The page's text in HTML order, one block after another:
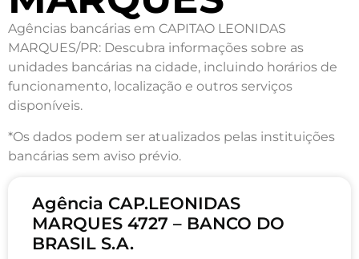
Agências bancárias em CAPITAO LEONIDAS
MARQUES/PR: Descubra informações sobre as
unidades bancárias na cidade, incluindo horários de
funcionamento, localização e outros serviços
disponíveis.
*Os dados podem ser atualizados pelas instituições
bancárias sem aviso prévio.
Agência CAP.LEONIDAS
MARQUES 4727 – BANCO DO
BRASIL S.A.